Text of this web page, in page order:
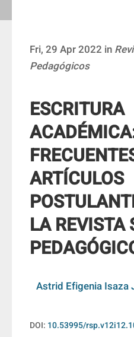
Fri, 29 Apr 2022 in
Pedagógicos
ESCRITURA
ARTÍCULOS
LA REVISTA
Astrid Efigenia Isaza
DOI: 10.53995/